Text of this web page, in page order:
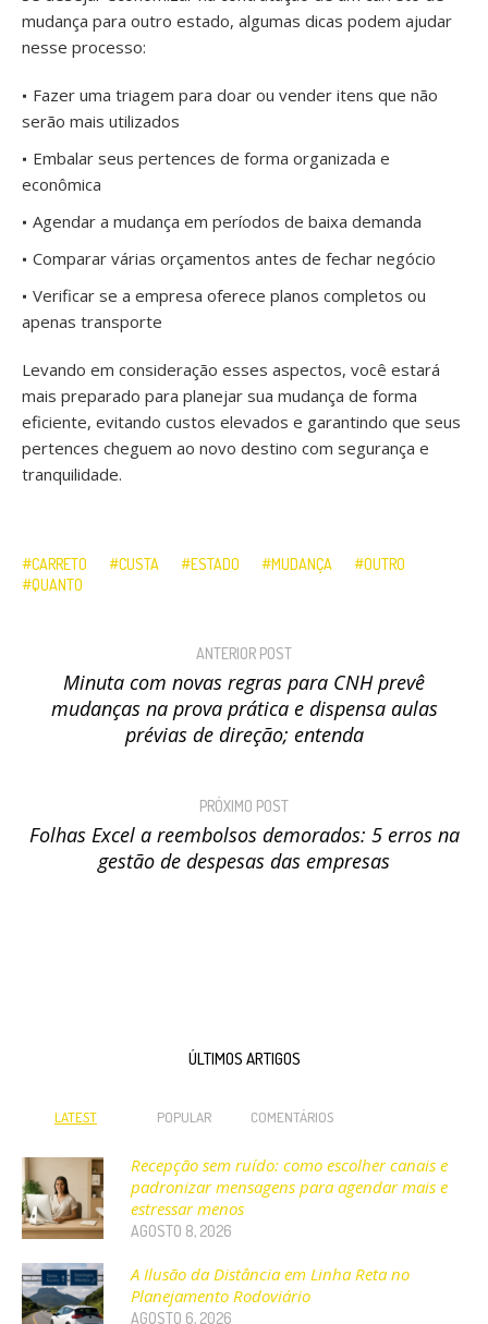
mudança para outro estado, algumas dicas podem ajudar
nesse processo:
Fazer uma triagem para doar ou vender itens que não
serão mais utilizados
Embalar seus pertences de forma organizada e
econômica
Agendar a mudança em períodos de baixa demanda
Comparar várias orçamentos antes de fechar negócio
Verificar se a empresa oferece planos completos ou
apenas transporte
Levando em consideração esses aspectos, você estará
mais preparado para planejar sua mudança de forma
eficiente, evitando custos elevados e garantindo que seus
pertences cheguem ao novo destino com segurança e
tranquilidade.
CARRETO CUSTA ESTADO MUDANÇA
OUTRO
QUANTO
ANTERIOR POST
Minuta com novas regras para CNH prevê
mudanças na prova prática e dispensa aulas
prévias de direção; entenda
PRÓXIMO POST
Folhas Excel a reembolsos demorados: 5 erros na
gestão de despesas das empresas
ÚLTIMOS ARTIGOS
LATEST POPULAR COMENTÁRIOS
Recepção sem ruído: como escolher canais e
padronizar mensagens para agendar mais e
estressar menos
AGOSTO 8, 2026
A Ilusão da Distância em Linha Reta no
Planejamento Rodoviário
AGOSTO 6, 2026